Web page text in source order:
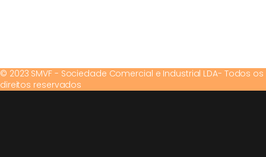
© 2023 SMVF - Sociedade Comercial e Industrial LDA- Todos os
direitos reservados